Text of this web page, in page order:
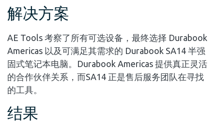
解决方案
AE Tools 考察了所有可选设备，最终选择 Durabook
Americas 以及可满足其需求的 Durabook SA14 半强
固式笔记本电脑。Durabook Americas 提供真正灵活
的合作伙伴关系，而SA14 正是售后服务团队在寻找
的工具。
结果